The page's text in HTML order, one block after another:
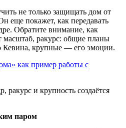
не только защищать дом от
еще покажет, как передавать
Обратите внимание, как
масштаб, ракурс: общие планы
Кевина, крупные — его эмоции.
ракурс и крупность создаётся
паром